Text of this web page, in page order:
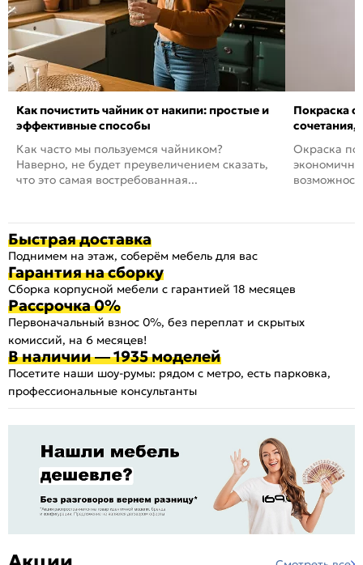
Как почистить чайник от накипи: простые и
эффективные способы
Как часто мы пользуемся чайником?
Наверно, не будет преувеличением сказать,
что это самая востребованная...
Покраска
сочетания,
Окраска
Быстрая доставка
Поднимем на этаж, соберём мебель для вас
Гарантия на сборку
Сборка корпусной мебели с гарантией 18 месяцев
Рассрочка 0%
Первоначальный взнос 0%, без переплат и скрытых
комиссий, на 6 месяцев!
В наличии — 1935 моделей
Посетите наши шоу-румы: рядом с метро, есть парковка,
профессиональные консультанты